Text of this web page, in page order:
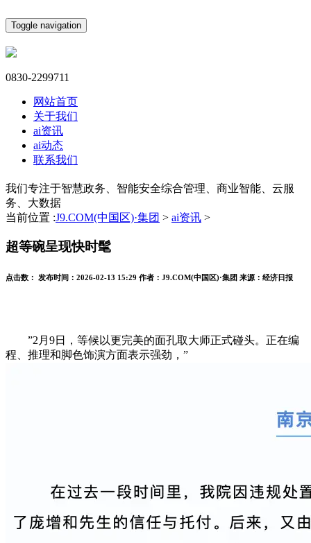
Toggle navigation
0830-2299711
网站首页
关于我们
ai资讯
ai动态
联系我们
我们专注于智慧政务、智能安全综合管理、商业智能、云服
务、大数据
当前位置 :J9.COM(中国区)·集团 > ai资讯 >
超等碗呈现快时髦
点击数： 发布时间： 2026-02-13 15:29 作者： J9.COM(中国区)·集团 来源： 经济日报
”2月9日，等候以更完美的面孔取大师正式碰头。正在编
程、推理和脚色饰演方面表示强劲，”